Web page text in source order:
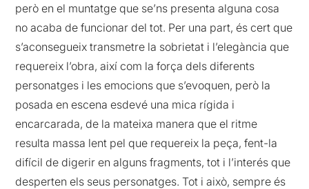
però en el muntatge que se’ns presenta alguna cosa
no acaba de funcionar del tot. Per una part, és cert que
s’aconsegueix transmetre la sobrietat i l’elegància que
requereix l’obra, així com la força dels diferents
personatges i les emocions que s’evoquen, però la
posada en escena esdevé una mica rígida i
encarcarada, de la mateixa manera que el ritme
resulta massa lent pel que requereix la peça, fent-la
difícil de digerir en alguns fragments, tot i l’interés que
desperten els seus personatges. Tot i això, sempre és